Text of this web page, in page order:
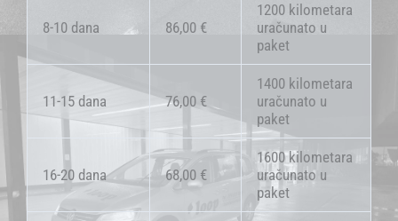
8-10 dana 86,00 €
1200 kilometara
uračunato u
paket
11-15 dana 76,00 €
1400 kilometara
uračunato u
paket
16-20 dana 68,00 €
1600 kilometara
uračunato u
paket